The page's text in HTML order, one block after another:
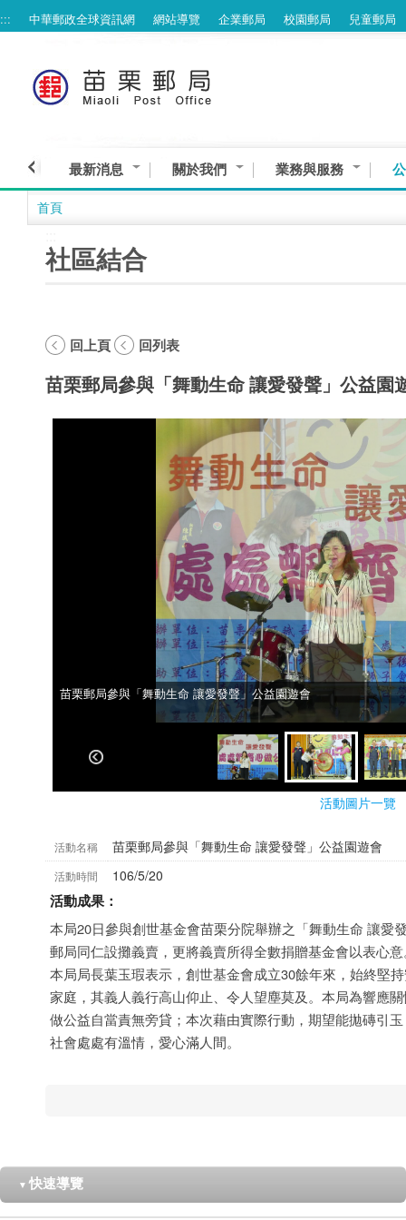
跳到主要內容區塊
::: 中華郵政全球資訊網 網站導覽 企業郵局 校園郵局 兒童郵局
最新消息 關於我們 業務與服務
首頁
社區結合
回上頁 回列表
苗栗郵局參與「舞動生命 讓愛發聲」公益園
苗栗郵局參與「舞動生命 讓愛發聲」公益園遊會
苗栗郵局參與「舞動生命 讓愛發聲」公益園遊會
活動圖片一覽
活動名稱 苗栗郵局參與「舞動生命 讓愛發聲」公益園遊會
活動時間 106/5/20
活動成果：
本局20日參與創世基金會苗栗分院舉辦之「舞動生命 讓愛
郵局同仁設攤義賣，更將義賣所得全數捐贈基金會以表心
本局局長葉玉瑕表示，創世基金會成立30餘年來，始終堅
家庭，其義人義行高山仰止、令人望塵莫及。本局為響應
做公益自當責無旁貸；本次藉由實際行動，期望能拋磚引
社會處處有溫情，愛心滿人間。
▼ 快速導覽